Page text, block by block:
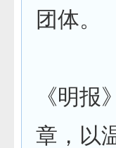
团体。
《明
章，以